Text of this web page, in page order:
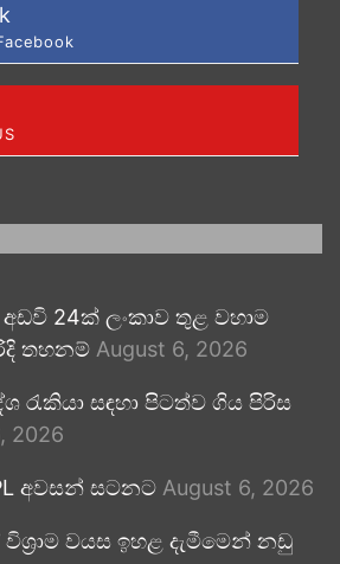
24ක් ලංකාව තුළ වහාම
තහනම් August 6, 2026
රැකියා සඳහා පිටත්ව ගිය පිරිස
2026
අවසන් සටනට August 6, 2026
වයස ඉහළ දැමීමෙන් නඩු